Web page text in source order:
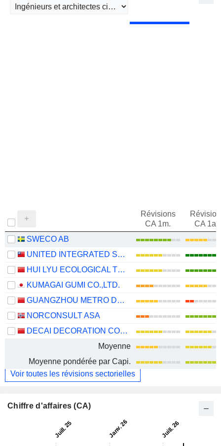
Révisions
CA 1m.
CA 1an
SWECO AB
UNITED INTEGRATED SERVICES CO., LTD.
HUI LYU ECOLOGICAL TECHNOLOGY GROUPS CO.,LTD.
KUMAGAI GUMI CO.,LTD.
GUANGZHOU METRO DESIGN & RESEARCH INSTITUTE CO., LTD.
NORCONSULT ASA
DECAI DECORATION CO., LTD.
Moyenne
Moyenne pondérée par Capi.
Voir toutes les révisions sectorielles
Chiffre d'affaires (CA)